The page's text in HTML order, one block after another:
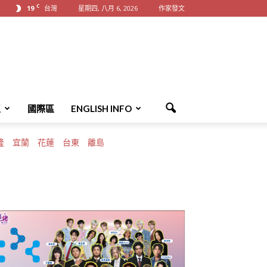
19 C 台灣 星期四, 八月 6, 2026 作家發文
國際區 ENGLISH INFO
宜蘭 花蓮 台東 離島